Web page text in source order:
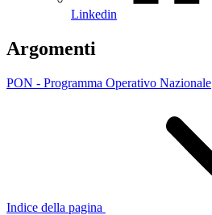
Linkedin
Argomenti
PON - Programma Operativo Nazionale
Indice della pagina